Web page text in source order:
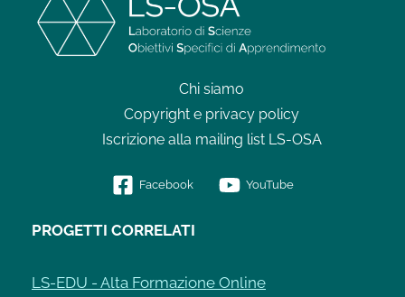
Chi siamo
Copyright e privacy policy
Iscrizione alla mailing list LS-OSA
Facebook YouTube
PROGETTI CORRELATI
LS-EDU - Alta Formazione Online